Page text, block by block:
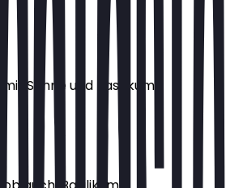
Sahne und Basilikum)